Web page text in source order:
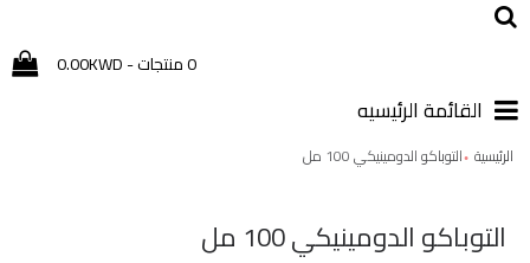
0 منتجات - 0.00KWD
القائمة الرئيسيه
الرئيسية التوباكو الدومينيكي 100 مل
التوباكو الدومينيكي 100 مل